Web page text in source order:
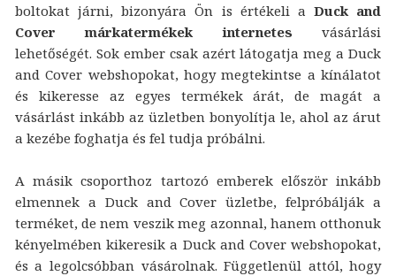
boltokat járni, bizonyára Ön is értékeli aDuck and
Cover márkatermékek internetes vásárlási
lehetőségét. Sok ember csak azért látogatja meg a Duck
and Cover webshopokat, hogy megtekintse a kínálatot
és kikeresse az egyes termékek árát, de magát a
vásárlást inkább az üzletben bonyolítja le, ahol az árut
a kezébe foghatja és fel tudja próbálni.
A másik csoporthoz tartozó emberek először inkább
elmennek a Duck and Cover üzletbe, felpróbálják a
terméket, de nem veszik meg azonnal, hanem otthonuk
kényelmében kikeresik a Duck and Cover webshopokat,
és a legolcsóbban vásárolnak. Függetlenül attól, hogy